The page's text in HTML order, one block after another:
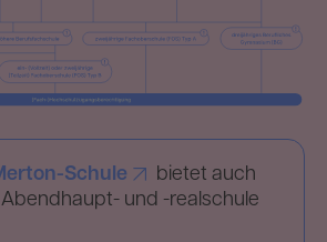
Schule
bietet auch
und -realschule